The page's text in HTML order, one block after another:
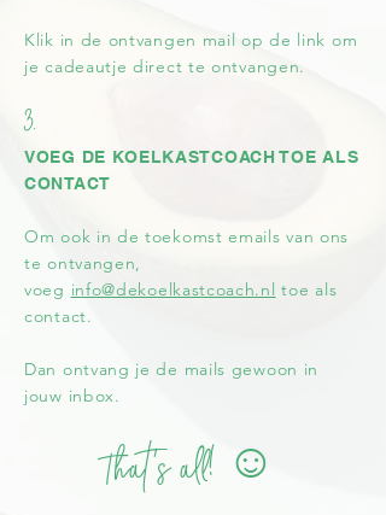
Klik in de ontvangen mail op de link om
je cadeautje direct te ontvangen.
VOEG DE KOELKASTCOACH TOE ALS
CONTACT
Om ook in de toekomst emails van ons
te ontvangen,
voeg info@dekoelkastcoach.nl toe als
contact.
Dan ontvang je de mails gewoon in
jouw inbox.
3.
That's all! ☺️